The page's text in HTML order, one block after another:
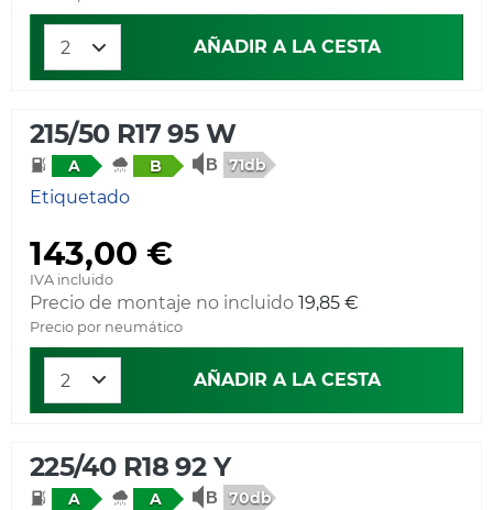
AÑADIR A LA CESTA
215/50 R17 95 W
A B 71db
Etiquetado
143,00 €
IVA incluido
Precio de montaje no incluido 19,85 €
Precio por neumático
AÑADIR A LA CESTA
225/40 R18 92 Y
A A 70db